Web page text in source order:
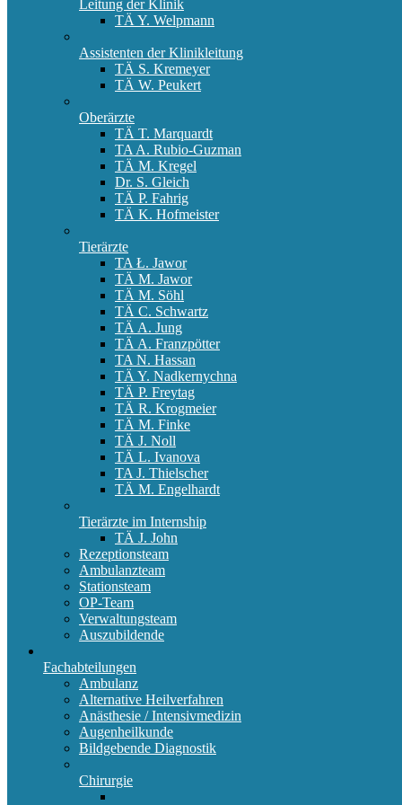
Leitung der Klinik
TÄ Y. Welpmann
Assistenten der Klinikleitung
TÄ S. Kremeyer
TÄ W. Peukert
Oberärzte
TÄ T. Marquardt
TA A. Rubio-Guzman
TÄ M. Kregel
Dr. S. Gleich
TÄ P. Fahrig
TÄ K. Hofmeister
Tierärzte
TA Ł. Jawor
TÄ M. Jawor
TÄ M. Söhl
TÄ C. Schwartz
TÄ A. Jung
TÄ A. Franzpötter
TA N. Hassan
TÄ Y. Nadkernychna
TÄ P. Freytag
TÄ R. Krogmeier
TÄ M. Finke
TÄ J. Noll
TÄ L. Ivanova
TA J. Thielscher
TÄ M. Engelhardt
Tierärzte im Internship
TÄ J. John
Rezeptionsteam
Ambulanzteam
Stationsteam
OP-Team
Verwaltungsteam
Auszubildende
Fachabteilungen
Ambulanz
Alternative Heilverfahren
Anästhesie / Intensivmedizin
Augenheilkunde
Bildgebende Diagnostik
Chirurgie